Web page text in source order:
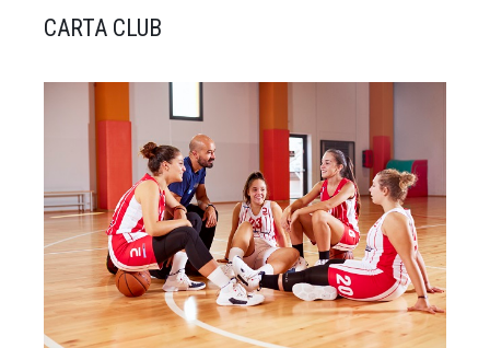
CARTA CLUB